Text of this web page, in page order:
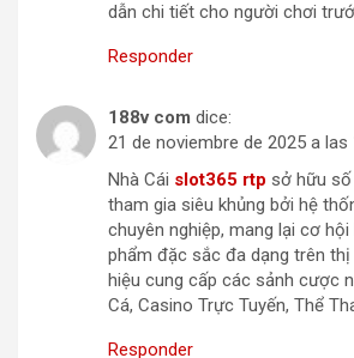
dẫn chi tiết cho người chơi
Responder
188v com dice:
21 de noviembre de 2025 a las
Nhà Cái slot365 rtp sở hữu
tham gia siêu khủng bởi hệ
chuyên nghiệp, mang lại cơ
phẩm đặc sắc đa dạng trên
hiệu cung cấp các sảnh cược
Cá, Casino Trực Tuyến, Thể
Responder